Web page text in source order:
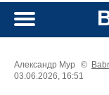
Александр Мур ©
03.06.2026, 16:51